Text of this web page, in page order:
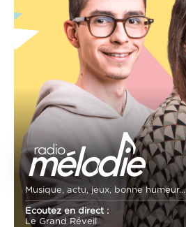
Musique, actu, jeux, bonne humeur...
Ecoutez en direct :
Le Grand Réveil